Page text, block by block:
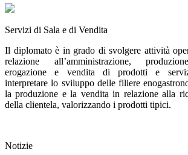
Servizi di Sala e di Vendita
Il diplomato è in grado di svolgere attività
relazione all’amministrazione,
erogazione e vendita di prodotti e
interpretare lo sviluppo delle filiere
la produzione e la vendita in relazione alla
della clientela, valorizzando i prodotti tipici.
Notizie